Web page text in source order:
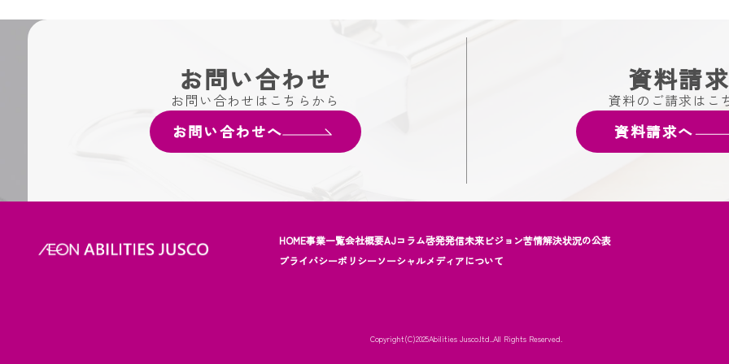
お問い合わせ
お問い合わせはこちらから
お問い合わせへ
資料請求
資料のご請求はこ
資料請求へ
HOME事業一覧会社概要AJコラム啓発発信未来ビジョン苦情解決状況の公表
プライバシーポリシーソーシャルメディアについて
Copyright(C)2025Abilities Jusco.ltd..All Rights Reserved.